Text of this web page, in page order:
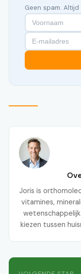
Geen spam.
Joris is
vitamines,
kiezen tussen